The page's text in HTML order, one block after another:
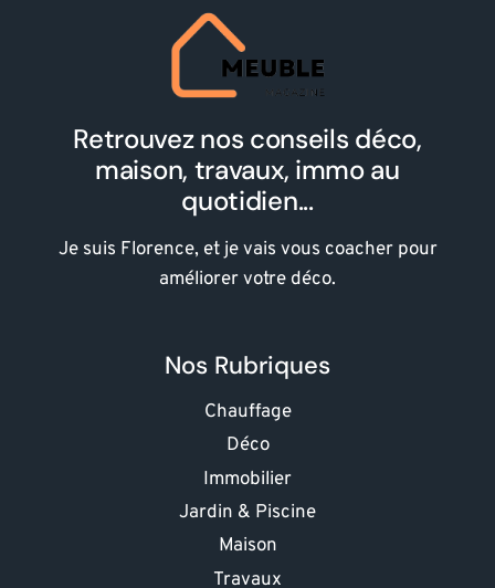
Retrouvez nos conseils déco,
maison, travaux, immo au
quotidien...
Je suis Florence, et je vais vous coacher pour
améliorer votre déco.
Nos Rubriques
Chauffage
Déco
Immobilier
Jardin & Piscine
Maison
Travaux